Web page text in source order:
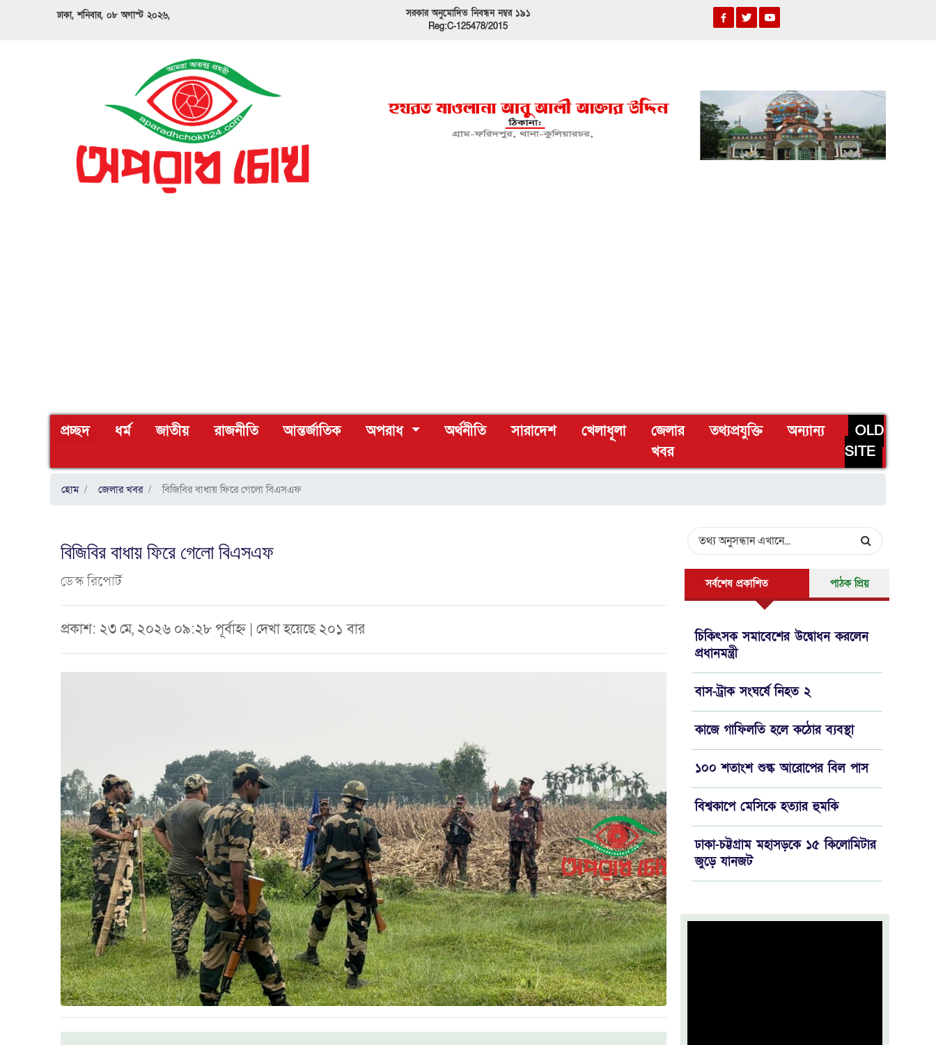
ঢাকা, শনিবার, ০৮ অগাস্ট ২০২৬,
সরকার অনুমোদিত নিবন্ধন নম্বর ১৯১
Reg:C-125478/2015
প্রচ্ছদ(CURRENT)
ধর্ম জাতীয় রাজনীতি আন্তর্জাতিক অপরাধ অর্থনীতি সারাদেশ খেলাধূলা
জেলার
খবর
তথ্যপ্রযুক্তি অন্যান্য
OLD
SITE
হোম জেলার খবর বিজিবির বাধায় ফিরে গেলো বিএসএফ
বিজিবির বাধায় ফিরে গেলো বিএসএফ
ডেস্ক রিপোর্ট
প্রকাশ: ২৩ মে, ২০২৬ ০৯:২৮ পূর্বাহ্ন | দেখা হয়েছে ২০১ বার
সর্বশেষ প্রকাশিত পাঠক প্রিয়
চিকিৎসক সমাবেশের উদ্বোধন করলেন
প্রধানমন্ত্রী
বাস-ট্রাক সংঘর্ষে নিহত ২
কাজে গাফিলতি হলে কঠোর ব্যবস্থা
১০০ শতাংশ শুল্ক আরোপের বিল পাস
বিশ্বকাপে মেসিকে হত্যার হুমকি
ঢাকা-চট্টগ্রাম মহাসড়কে ১৫ কিলোমিটার
‍জুড়ে যানজট